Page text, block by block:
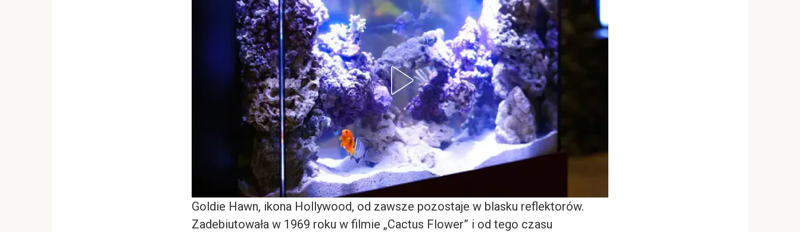
Goldie Hawn, ikona Hollywood, od zawsze pozostaje w blasku reflektorów.
Zadebiutowała w 1969 roku w filmie „Cactus Flower” i od tego czasu